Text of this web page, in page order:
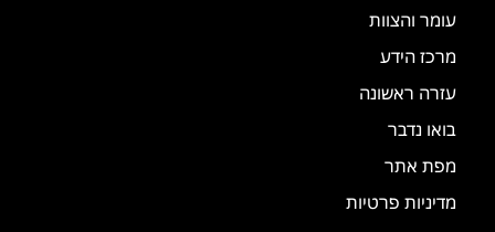
עומר והצוות
מרכז הידע
עזרה ראשונה
בואו נדבר
מפת אתר
מדיניות פרטיות